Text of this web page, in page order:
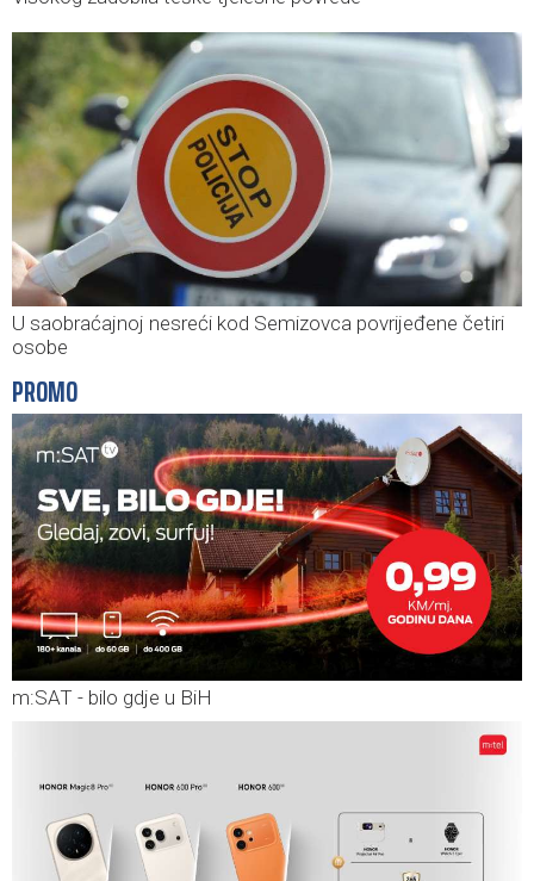
U saobraćajnoj nesreći kod Semizovca povrijeđene četiri
osobe
PROMO
m:SAT - bilo gdje u BiH